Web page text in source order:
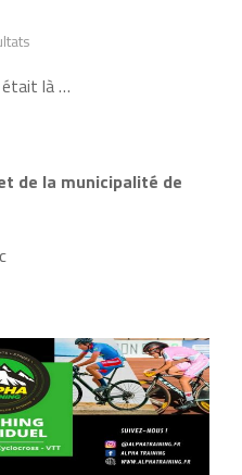
là …
de la municipalité de